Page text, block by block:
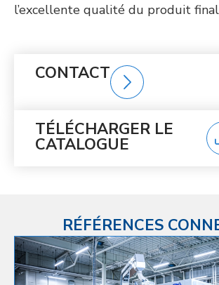
l’excellente qualité du produit
CONTACT
TÉLÉCHARGER LE
CATALOGUE
RÉFÉRENCES